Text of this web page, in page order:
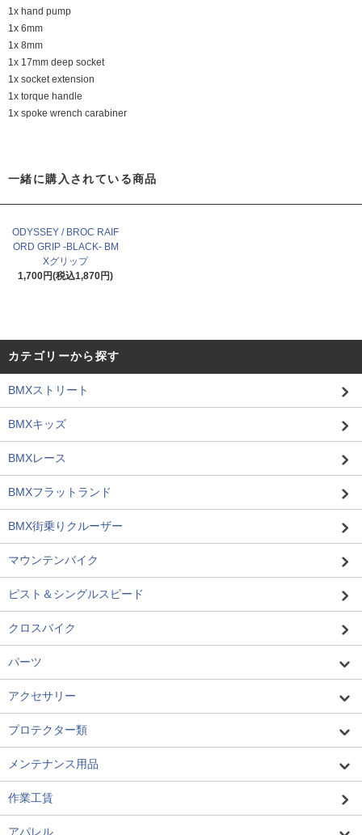
1x hand pump
1x 6mm
1x 8mm
1x 17mm deep socket
1x socket extension
1x torque handle
1x spoke wrench carabiner
一緒に購入されている商品
ODYSSEY / BROC RAIF
ORD GRIP -BLACK- BM
Xグリップ
1,700円(税込1,870円)
カテゴリーから探す
BMXストリート
BMXキッズ
BMXレース
BMXフラットランド
BMX街乗りクルーザー
マウンテンバイク
ピスト＆シングルスピード
クロスバイク
パーツ
アクセサリー
プロテクター類
メンテナンス用品
作業工賃
アパレル